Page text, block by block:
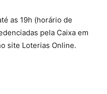
as 19h (horário de
pela Caixa em
site Loterias Online.